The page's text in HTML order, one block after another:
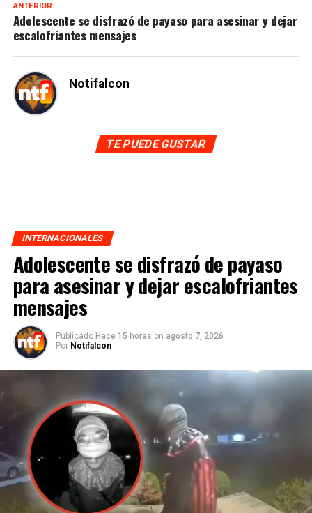
ANTERIOR
Adolescente se disfrazó de payaso para asesinar y dejar
escalofriantes mensajes
Notifalcon
TE PUEDE GUSTAR
INTERNACIONALES
Adolescente se disfrazó de payaso
para asesinar y dejar escalofriantes
mensajes
Publicado Hace 15 horas on agosto 7, 2026
Por Notifalcon